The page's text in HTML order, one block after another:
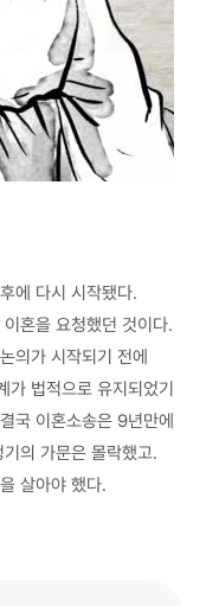
에 다시 시작됐다.
혼을 요청했던 것이다.
의가 시작되기 전에
법적으로 유지되었기
국 이혼소송은 9년만에
의 가문은 몰락했고.
살아야 했다.